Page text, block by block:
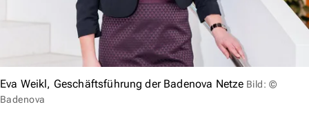
Eva Weikl, Geschäftsführung der Badenova Netze Bild: ©
Badenova